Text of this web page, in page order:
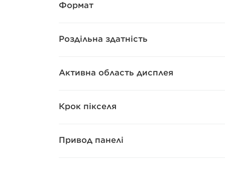
Формат
Роздільна здатність
Активна область дисплея
Крок пікселя
Привод панелі